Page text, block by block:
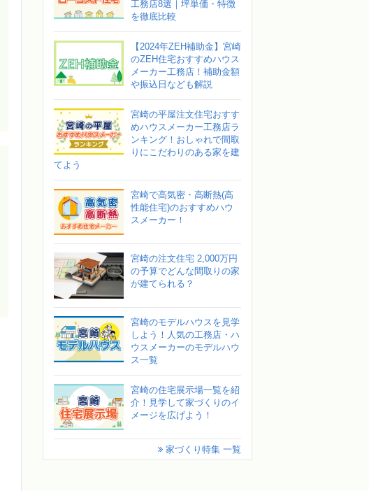
工務店8選｜坪単価・特徴
を徹底比較
【2024年ZEH補助金】宮崎
のZEH住宅おすすめハウス
メーカー工務店！補助金額
や振込日なども解説
宮崎の平屋注文住宅おすす
めハウスメーカー工務店ラ
ンキング！おしゃれで間取
りにこだわりのある家を建
てよう
宮崎で高気密・高断熱(高
性能住宅)のおすすめハウ
スメーカー！
宮崎の注文住宅 2,000万円
の予算でどんな間取りの家
が建てられる？
宮崎のモデルハウスを見学
しよう！人気の工務店・ハ
ウスメーカーのモデルハウ
ス一覧
宮崎の住宅展示場一覧を紹
介！見学して家づくりのイ
メージを広げよう！
家づくり特集 一覧